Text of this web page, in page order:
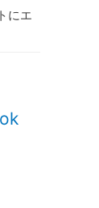
にエ